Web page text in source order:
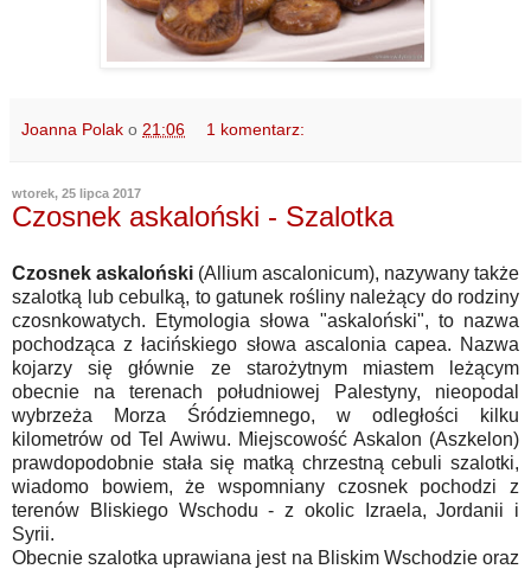
Joanna Polak o 21:06 1 komentarz:
wtorek, 25 lipca 2017
Czosnek askaloński - Szalotka
Czosnek askaloński (Allium ascalonicum), nazywany także
szalotką lub cebulką, to gatunek rośliny należący do rodziny
czosnkowatych. Etymologia słowa "askaloński", to nazwa
pochodząca z łacińskiego słowa ascalonia capea. Nazwa
kojarzy się głównie ze starożytnym miastem leżącym
obecnie na terenach południowej Palestyny, nieopodal
wybrzeża Morza Śródziemnego, w odległości kilku
kilometrów od Tel Awiwu. Miejscowość Askalon (Aszkelon)
prawdopodobnie stała się matką chrzestną cebuli szalotki,
wiadomo bowiem, że wspomniany czosnek pochodzi z
terenów Bliskiego Wschodu - z okolic Izraela, Jordanii i
Syrii.
Obecnie szalotka uprawiana jest na Bliskim Wschodzie oraz